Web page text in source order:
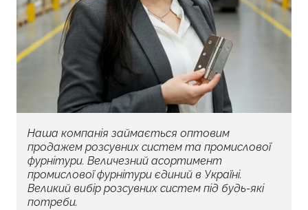
Наша компанія займається оптовим
продажем розсувних систем та промислової
фурнітури. Величезний асортимент
промислової фурнітури єдиний в Україні.
Великий вибір розсувних систем під будь-які
потреби.